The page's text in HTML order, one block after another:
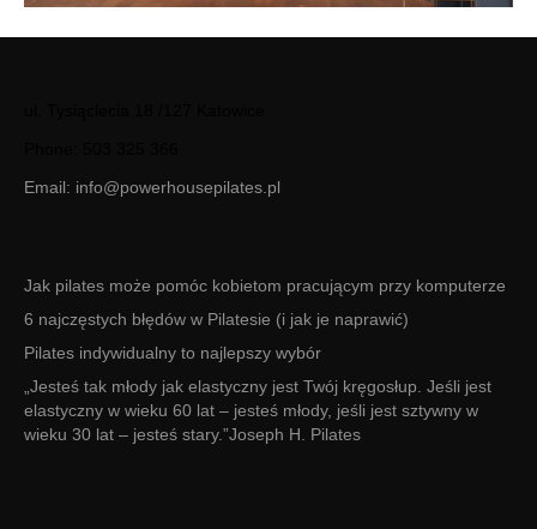
Email: info@powerhousepilates.pl
Jak pilates może pomóc kobietom pracującym przy komputerze
6 najczęstych błędów w Pilatesie (i jak je naprawić)
Pilates indywidualny to najlepszy wybór
„Jesteś tak młody jak elastyczny jest Twój kręgosłup. Jeśli jest
elastyczny w wieku 60 lat – jesteś młody, jeśli jest sztywny w
wieku 30 lat – jesteś stary.”Joseph H. Pilates